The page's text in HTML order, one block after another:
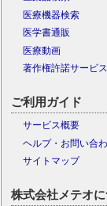
医療機器検索
医学書通販
医療動画
著作権許諾サービス
ご利用ガイド
サービス概要
ヘルプ・お問い合
サイトマップ
株式会社メテオ